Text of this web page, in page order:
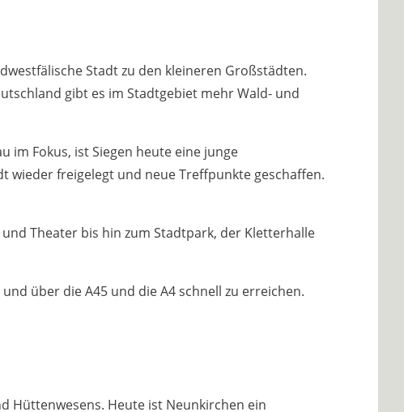
Stadt zu den kleineren Großstädten.
gibt es im Stadtgebiet mehr Wald- und
im Fokus, ist Siegen heute eine junge
wieder freigelegt und neue Treffpunkte geschaffen.
Theater bis hin zum Stadtpark, der Kletterhalle
über die A45 und die A4 schnell zu erreichen.
Hüttenwesens. Heute ist Neunkirchen ein